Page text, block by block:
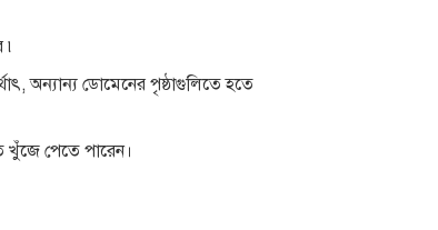
অন্যান্য ডোমেনের পৃষ্ঠাগুলিতে হতে
খুঁজে পেতে পারেন।